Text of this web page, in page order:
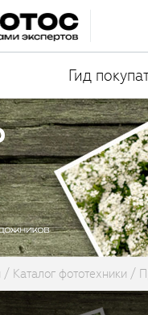
Гид
Каталог фототехники